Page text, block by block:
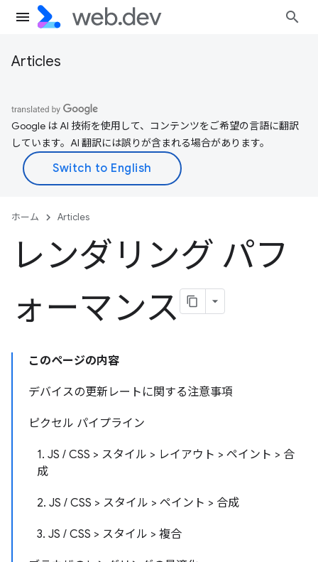
Articles
Google は AI 技術を使用して、コンテンツをご希望の言語に翻訳
しています。AI 翻訳には誤りが含まれる場合があります。
ホーム Articles
レンダリング パフ
ォーマンス
このページの内容
デバイスの更新レートに関する注意事項
ピクセル パイプライン
1. JS / CSS > スタイル > レイアウト > ペイント > 合
成
2. JS / CSS > スタイル > ペイント > 合成
3. JS / CSS > スタイル > 複合